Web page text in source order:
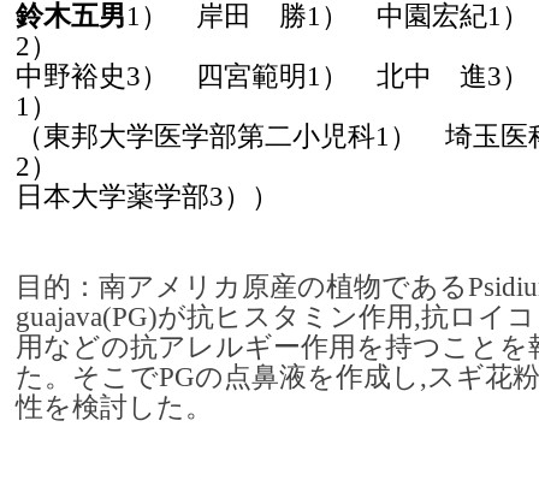
鈴木五男1） 岸田 勝1） 中園宏紀1）
2）
中野裕史3） 四宮範明1） 北中 進3
1）
（東邦大学医学部第二小児科1） 埼玉医
2）
日本大学薬学部3））
目的：南アメリカ原産の植物である
guajava(PG)が抗ヒスタミン作用,抗ロイ
用などの抗アレルギー作用を持つことを
た。そこでPGの点鼻液を作成し,スギ花
性を検討した。